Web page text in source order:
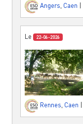
Angers, Caen
Le 22-06-2026
Rennes Caen